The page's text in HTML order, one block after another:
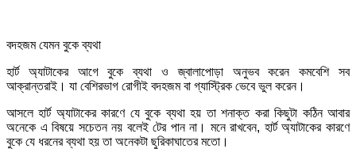
বদহজম যেমন বুকে ব্যথা
হার্ট অ্যাটাকের আগে বুকে ব্যথা ও জ্বালাপোড়া অনুভব করেন কমবেশি সব
আক্রান্তরাই। যা বেশিরভাগ রোগীই বদহজম বা গ্যাস্ট্রিক ভেবে ভুল করেন।
আসলে হার্ট অ্যাটাকের কারণে যে বুকে ব্যথা হয় তা শনাক্ত করা কিছুটা কঠিন আবার
অনেকে এ বিষয়ে সচেতন নয় বলেই টের পান না। মনে রাখবেন, হার্ট অ্যাটাকের কারণে
বুকে যে ধরনের ব্যথা হয় তা অনেকটা ছুরিকাঘাতের মতো।